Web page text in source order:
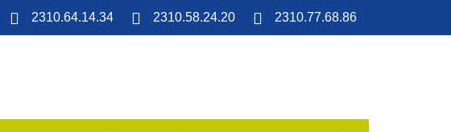
2310.64.14.34 2310.58.24.20 2310.77.68.86